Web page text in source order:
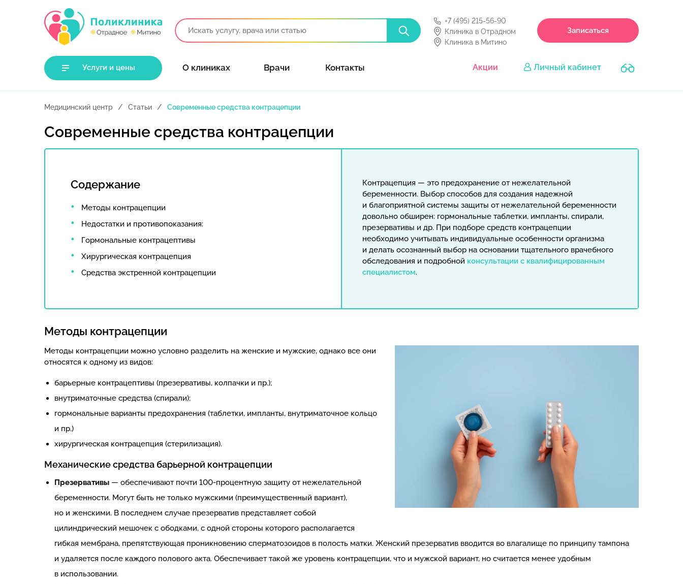
+7 (495) 215-56-90
Клиника в Отрадном
Клиника в Митино
Записаться
Услуги и цены О клиниках Врачи Контакты Акции Личный кабинет
Медицинский центр Статьи Современные средства контрацепции
Современные средства контрацепции
Содержание
Методы контрацепции
Недостатки и противопоказания:
Гормональные контрацептивы
Хирургическая контрацепция
Средства экстренной контрацепции
Контрацепция — это предохранение от нежелательной
беременности. Выбор способов для создания надежной
и благоприятной системы защиты от нежелательной беременности
довольно обширен: гормональные таблетки, импланты, спирали,
презервативы и др. При подборе средств контрацепции
необходимо учитывать индивидуальные особенности организма
и делать осознанный выбор на основании тщательного врачебного
обследования и подробной консультации с квалифицированным
специалистом.
Методы контрацепции
Методы контрацепции можно условно разделить на женские и мужские, однако все они
относятся к одному из видов:
барьерные контрацептивы (презервативы, колпачки и пр.);
внутриматочные средства (спирали);
гормональные варианты предохранения (таблетки, импланты, внутриматочное кольцо
и пр.)
хирургическая контрацепция (стерилизация).
Механические средства барьерной контрацепции
Презервативы — обеспечивают почти 100-процентную защиту от нежелательной
беременности. Могут быть не только мужскими (преимущественный вариант),
но и женскими. В последнем случае презерватив представляет собой
цилиндрический мешочек с ободками, с одной стороны которого располагается
гибкая мембрана, препятствующая проникновению сперматозоидов в полость матки. Женский презерватив вводится во влагалище по принципу тампона
и удаляется после каждого полового акта. Обеспечивает такой же уровень контрацепции, что и мужской вариант, но считается менее удобным
в использовании.